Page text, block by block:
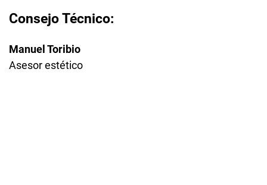
Consejo Técnico:
Manuel Toribio
Asesor estético